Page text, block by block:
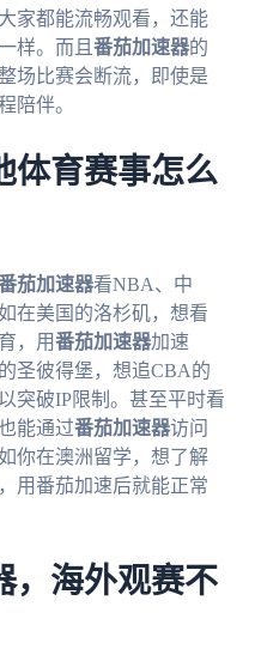
家都能流畅观看，还能
样。而且 番茄加速器的
场比赛会断流，即使是
陪伴。
体育赛事怎么
茄加速器看NBA、中
在美国的洛杉矶，想看
，用番茄加速器加速
圣彼得堡，想追CBA的
突破IP限制。甚至平时看
能通过番茄加速器访问
你在澳洲留学，想了解
用番茄加速后就能正常
，海外观赛不